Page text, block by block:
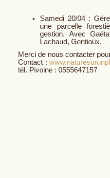
Samedi 20/04 :
une parcelle
gestion. Avec
Lachaud, Gentioux.
Merci de nous contacter
Contact :
tél. Pivoine : 0555647157